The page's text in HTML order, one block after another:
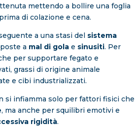
mettendo a bollire una foglia
di colazione e cena.
a una stasi del sistema
a mal di golae sinusiti. Per
per supportare fegato e
grassi di origine animale
e cibi industrializzati.
si infiamma solo per fattori fisici che
, ma anche per squilibri emotivi e
rigidità.